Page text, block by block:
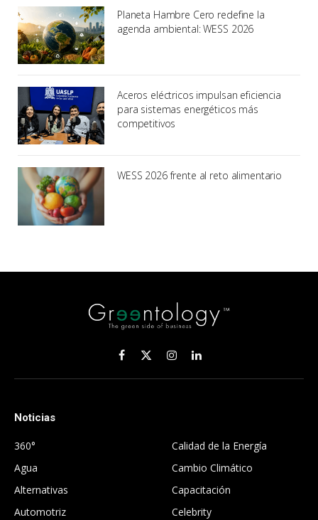
Planeta Hambre Cero redefine la
agenda ambiental: WESS 2026
Aceros eléctricos impulsan eficiencia
para sistemas energéticos más
competitivos
WESS 2026 frente al reto alimentario
Facebook
X
(Twitter)
InstagramLinkedIn
Noticias
360°
Agua
Alternativas
Automotriz
Calidad de la Energía
Cambio Climático
Capacitación
Celebrity